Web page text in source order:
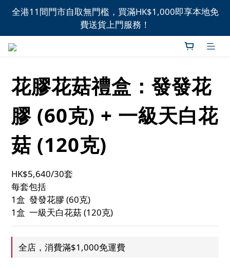
全港11間門市自取無門檻，買滿HK$1,000即享本地免
費送貨上門服務！
全港11間門市自取無門檻，買滿HK$1,000即享本地免
費送貨上門服務！
新品上市，精選優惠，盡在本週推介！
全港11間門市自取無門檻，買滿HK$1,000即享本地免
費送貨上門服務！
花膠花菇禮盒：發發花
膠 (60克) + 一級天白花
菇 (120克)
HK$5,640/30套
每套包括
1盒  發發花膠 (60克)
1盒  一級天白花菇 (120克)
全店，消費滿$1,000免運費